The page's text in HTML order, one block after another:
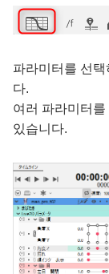
파라미터를 선
다.
여러 파라미터
있습니다.